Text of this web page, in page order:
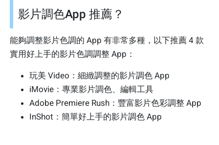
影片調色App 推薦？
能夠調整影片色調的 App 有非常多種，以下推薦 4 款
實用好上手的影片色調調整 App：
玩美 Video：細緻調整的影片調色 App
iMovie：專業影片調色、編輯工具
Adobe Premiere Rush：豐富影片色彩調整 App
InShot：簡單好上手的影片調色 App